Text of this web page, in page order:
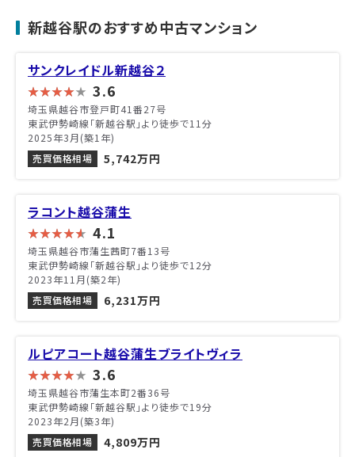
新越谷駅のおすすめ中古マンション
サンクレイドル新越谷２
3.6
埼玉県越谷市登戸町41番27号
東武伊勢崎線「新越谷駅」より徒歩で11分
2025年3月(築1年)
売買価格相場
5,742万円
ラコント越谷蒲生
4.1
埼玉県越谷市蒲生茜町7番13号
東武伊勢崎線「新越谷駅」より徒歩で12分
2023年11月(築2年)
売買価格相場
6,231万円
ルピアコート越谷蒲生ブライトヴィラ
3.6
埼玉県越谷市蒲生本町2番36号
東武伊勢崎線「新越谷駅」より徒歩で19分
2023年2月(築3年)
売買価格相場
4,809万円